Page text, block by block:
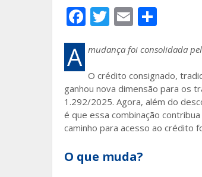
F
ac
e
b
o
o
k
T
w
itt
er
E
m
ai
l
ar
e
A mudança foi consolidada
O crédito consignado,
ganhou nova dimensão para os
1.292/2025. Agora, além do
é que essa combinação
caminho para acesso ao crédito
O que muda?